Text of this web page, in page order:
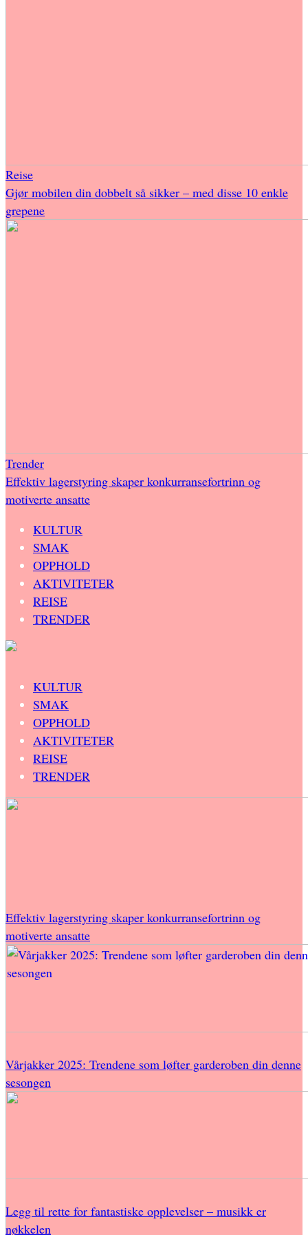
Reise
Gjør mobilen din dobbelt så sikker – med disse 10 enkle
grepene
Trender
Effektiv lagerstyring skaper konkurransefortrinn og
motiverte ansatte
KULTUR
SMAK
OPPHOLD
AKTIVITETER
REISE
TRENDER
KULTUR
SMAK
OPPHOLD
AKTIVITETER
REISE
TRENDER
Effektiv lagerstyring skaper konkurransefortrinn og
motiverte ansatte
Vårjakker 2025: Trendene som løfter garderoben din denne
sesongen
Legg til rette for fantastiske opplevelser – musikk er
nøkkelen